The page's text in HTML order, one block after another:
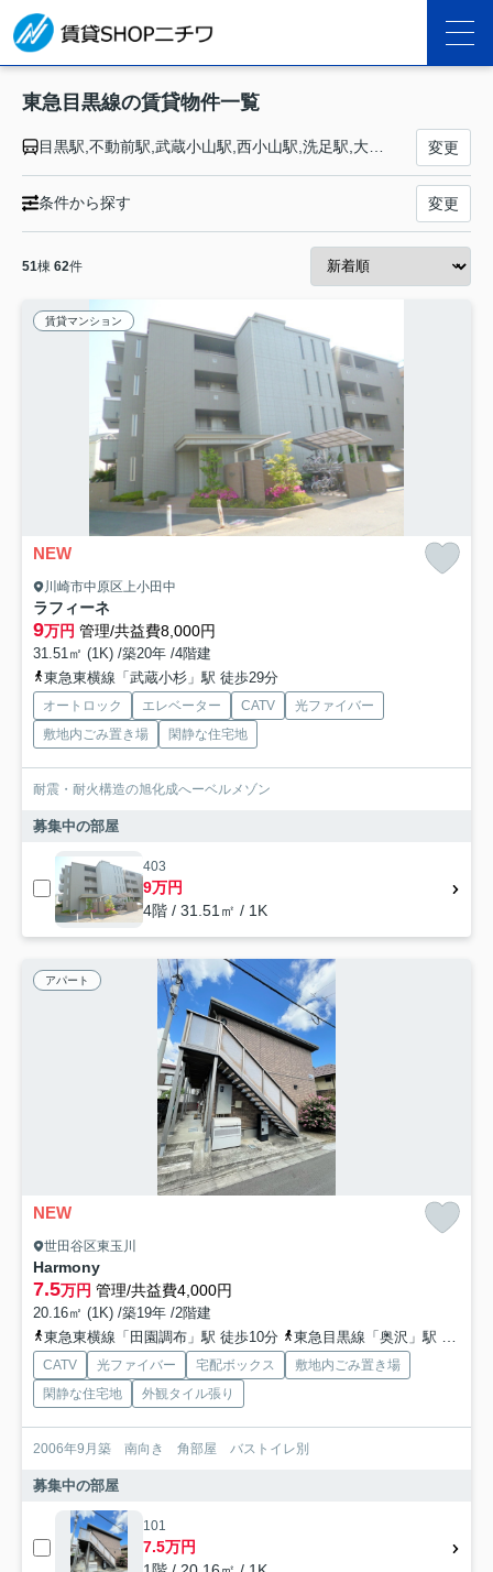
東急目黒線の賃貸物件一覧
目黒駅,不動前駅,武蔵小山駅,西小山駅,洗足駅,大岡山駅,奥沢駅,田園調布駅,多摩川駅,新丸子駅,武蔵小杉駅,元住吉駅,日吉駅 変更
条件から探す 変更
51棟 62件
賃貸マンション
NEW
川崎市中原区上小田中
ラフィーネ
9万円 管理/共益費8,000円
31.51㎡ (1K) /築20年 /4階建
東急東横線「武蔵小杉」駅 徒歩29分
オートロック エレベーター CATV
光ファイバー
敷地内ごみ置き場
閑静な住宅地
耐震・耐火構造の旭化成へーベルメゾン
募集中の部屋
403
9万円
4階 / 31.51㎡ / 1K
アパート
NEW
世田谷区東玉川
Harmony
7.5万円 管理/共益費4,000円
20.16㎡ (1K) /築19年 /2階建
東急東横線「田園調布」駅 徒歩10分
東急目黒線「奥沢」駅 徒歩16分
CATV 光ファイバー 宅配ボックス
敷地内ごみ置き場
閑静な住宅地
外観タイル張り
2006年9月築 南向き 角部屋 バストイレ別
募集中の部屋
101
7.5万円